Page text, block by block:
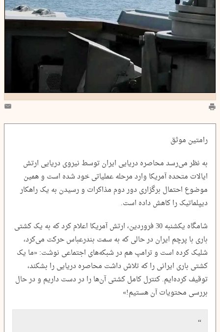
رامتین موثق
به نظر می‌رسد محاصره دریایی ایران توسط نیروی دریایی ارتش
ایالات متحده آمریکا وارد مرحله عملیاتی خود شده است و همین
موضوع احتمال برگزاری دور دوم مذاکرات و رسیدن به یک راهکار
دیپلماتیک را کاهش داده است.
شامگاه یکشنبه 30 فروردین، ارتش آمریکا اعلام کرد که به یک کشتی
باری با پرچم ایران در حالی که به سمت بندرعباس حرکت می‌کرد،
شلیک کرده است و ترامپ هم در شبکه‌های اجتماعی نوشت: «ما یک
کشتی باری ایرانی را که تلاش داشت محاصره دریایی را بشکند،
توقیف کرده‌ایم. کنترل کامل کشتی آن‌ها را در دست داریم و در حال
بررسی محتویات آن هستیم!»